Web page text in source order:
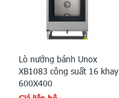
Lò nướng bánh Unox
XB1083 công suất 16 khay
600X400